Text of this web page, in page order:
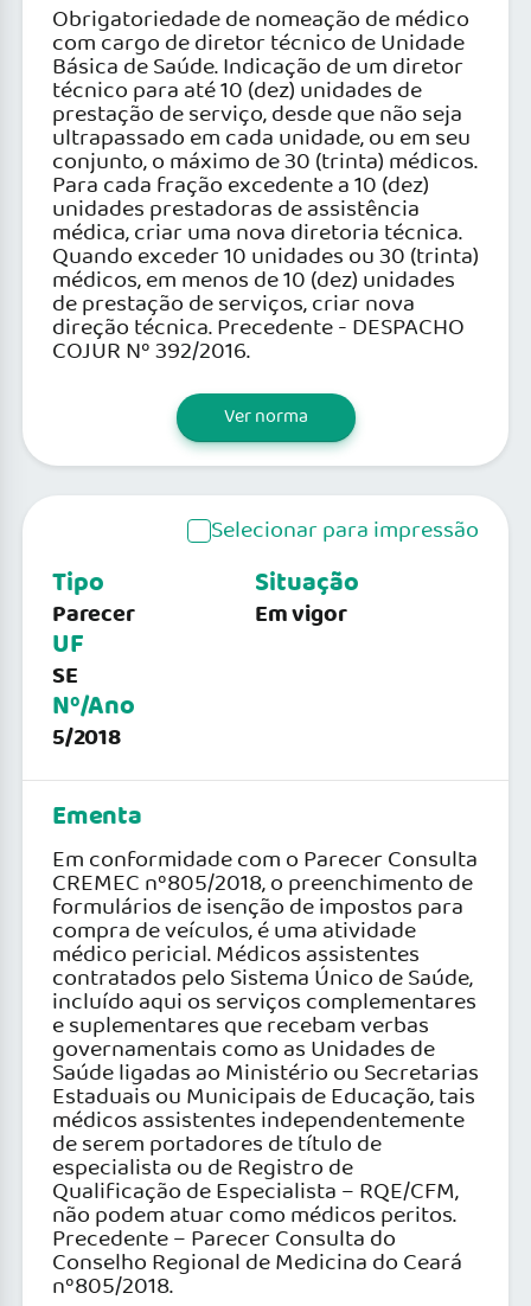
Obrigatoriedade de nomeação de médico
com cargo de diretor técnico de Unidade
Básica de Saúde. Indicação de um diretor
técnico para até 10 (dez) unidades de
prestação de serviço, desde que não seja
ultrapassado em cada unidade, ou em seu
conjunto, o máximo de 30 (trinta) médicos.
Para cada fração excedente a 10 (dez)
unidades prestadoras de assistência
médica, criar uma nova diretoria técnica.
Quando exceder 10 unidades ou 30 (trinta)
médicos, em menos de 10 (dez) unidades
de prestação de serviços, criar nova
direção técnica. Precedente - DESPACHO
COJUR Nº 392/2016.
Ver norma
Selecionar para impressão
Tipo
Parecer
UF
SE
Nº/Ano
5/2018
Situação
Em vigor
Ementa
Em conformidade com o Parecer Consulta
CREMEC nº805/2018, o preenchimento de
formulários de isenção de impostos para
compra de veículos, é uma atividade
médico pericial. Médicos assistentes
contratados pelo Sistema Único de Saúde,
incluído aqui os serviços complementares
e suplementares que recebam verbas
governamentais como as Unidades de
Saúde ligadas ao Ministério ou Secretarias
Estaduais ou Municipais de Educação, tais
médicos assistentes independentemente
de serem portadores de título de
especialista ou de Registro de
Qualificação de Especialista – RQE/CFM,
não podem atuar como médicos peritos.
Precedente – Parecer Consulta do
Conselho Regional de Medicina do Ceará
nº805/2018.